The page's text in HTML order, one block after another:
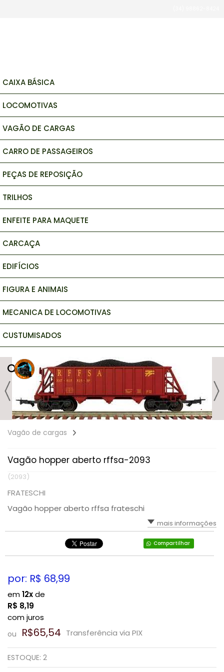
CAIXA BÁSICA
LOCOMOTIVAS
VAGÃO DE CARGAS
CARRO DE PASSAGEIROS
PEÇAS DE REPOSIÇÃO
TRILHOS
ENFEITE PARA MAQUETE
CARCAÇA
EDIFÍCIOS
FIGURA E ANIMAIS
MECANICA DE LOCOMOTIVAS
CUSTUMISADOS
Vagão de cargas
Vagão hopper aberto rffsa-2093
(2093)
FRATESCHI
Vagão hopper aberto rffsa frateschi
mais informações
Compartilhar
por: R$ 68,99
em12xde
R$ 8,19
com juros
ou R$65,54 Transferência via PIX
ESTOQUE: 2